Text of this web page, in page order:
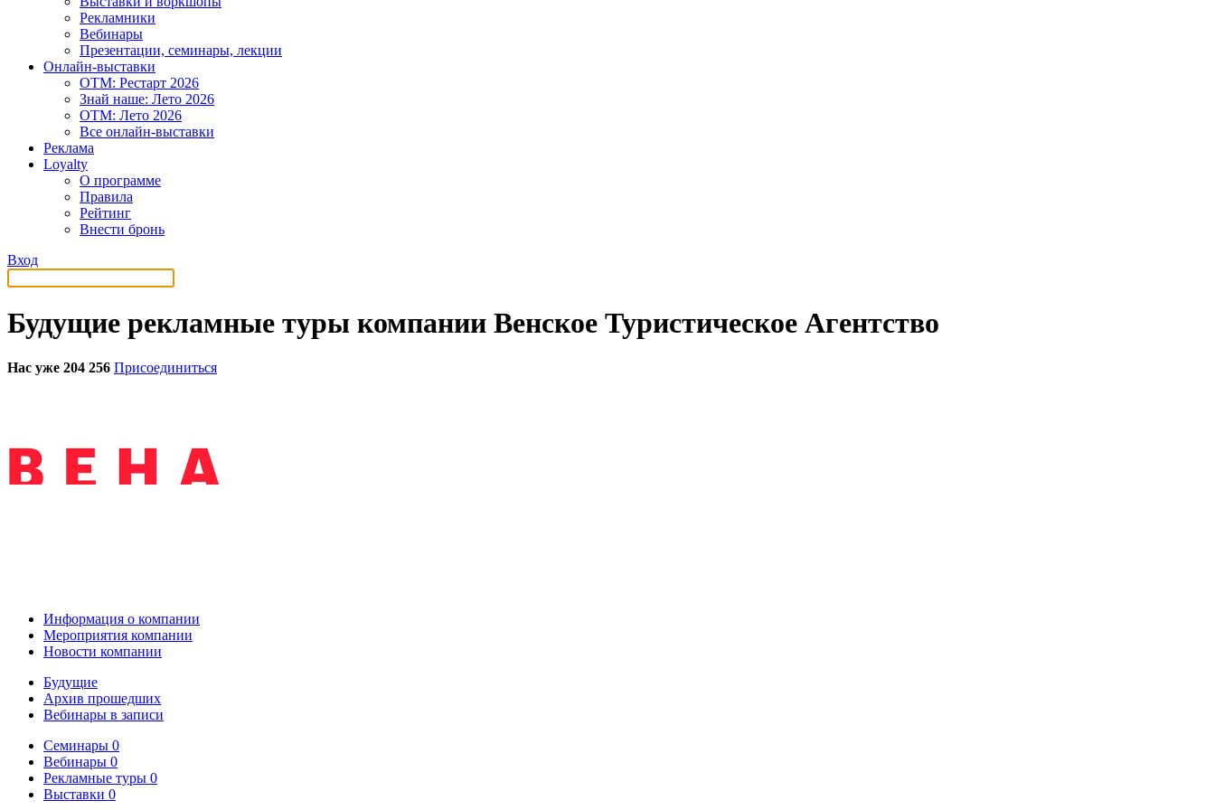
Рекламники
Вебинары
Презентации, семинары, лекции
Онлайн-выставки
OTM: Рестарт 2026
Знай наше: Лето 2026
OTM: Лето 2026
Все онлайн-выставки
Реклама
Loyalty
О программе
Правила
Рейтинг
Внести бронь
Вход
Будущие рекламные туры компании Венское Туристическое Агентство
Нас уже 204 256 Присоединиться
Информация о компании
Мероприятия компании
Новости компании
Будущие
Архив прошедших
Вебинары в записи
Семинары 0
Вебинары 0
Рекламные туры 0
Выставки 0